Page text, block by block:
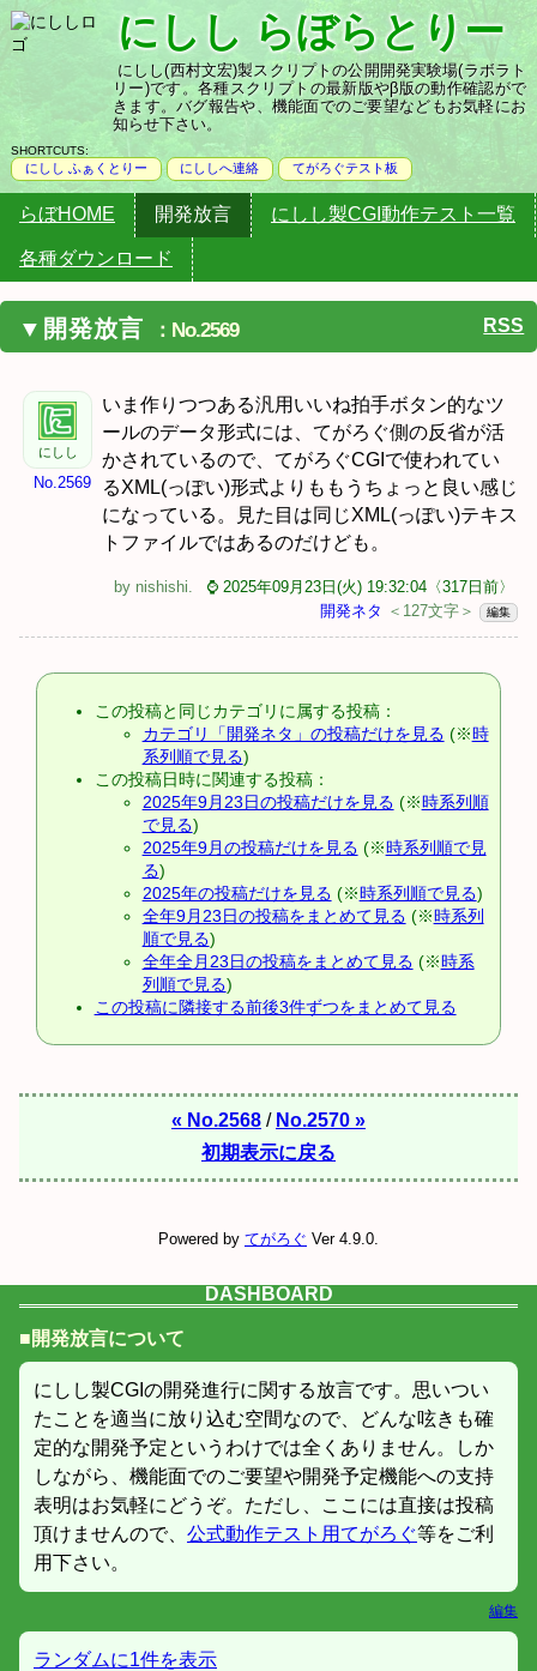
にしし らぼらとりー
にしし(西村文宏)製スクリプトの公開開発実験場(ラボラト
リー)です。各種スクリプトの最新版やβ版の動作確認がで
きます。バグ報告や、機能面でのご要望などもお気軽にお
知らせ下さい。
にしし ふぁくとりー にししへ連絡 てがろぐテスト板
らぼHOME 開発放言 にしし製CGI動作テスト一覧
各種ダウンロード
RSS
開発放言 No.2569
にしし
No.2569
いま作りつつある汎用いいね拍手ボタン的なツ
ールのデータ形式には、てがろぐ側の反省が活
かされているので、てがろぐCGIで使われてい
るXML(っぽい)形式よりももうちょっと良い感じ
になっている。見た目は同じXML(っぽい)テキス
トファイルではあるのだけども。
by nishishi.
⌚ 2025年09月23日(火) 19:32:04〈317日前〉
開発ネタ ＜127文字＞ 編集
この投稿と同じカテゴリに属する投稿：
カテゴリ「開発ネタ」の投稿だけを見る (※時
系列順で見る)
この投稿日時に関連する投稿：
2025年9月23日の投稿だけを見る (※時系列順
で見る)
2025年9月の投稿だけを見る (※時系列順で見
る)
2025年の投稿だけを見る (※時系列順で見る)
全年9月23日の投稿をまとめて見る (※時系列
順で見る)
全年全月23日の投稿をまとめて見る (※時系
列順で見る)
この投稿に隣接する前後3件ずつをまとめて見る
« No.2568 / No.2570 »
初期表示に戻る
Powered by てがろぐ Ver 4.9.0.
DASHBOARD
■開発放言について
にしし製CGIの開発進行に関する放言です。思いつい
たことを適当に放り込む空間なので、どんな呟きも確
定的な開発予定というわけでは全くありません。しか
しながら、機能面でのご要望や開発予定機能への支持
表明はお気軽にどうぞ。ただし、ここには直接は投稿
頂けませんので、 公式動作テスト用てがろぐ等をご利
用下さい。
編集
ランダムに1件を表示